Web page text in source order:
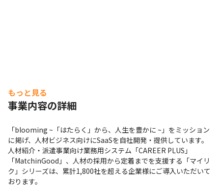
もっと見る
事業内容の詳細
「blooming ~「はたらく」から、人生を豊かに ~」をミッション
に掲げ、人材ビジネス向けにSaaSを自社開発・提供しています。
人材紹介・派遣事業向け業務用システム「CAREER PLUS」
「MatchinGood」、人材の採用から定着までを支援する「マイリ
ク」シリーズは、累計1,800社を超える企業様にご導入いただいて
おります。